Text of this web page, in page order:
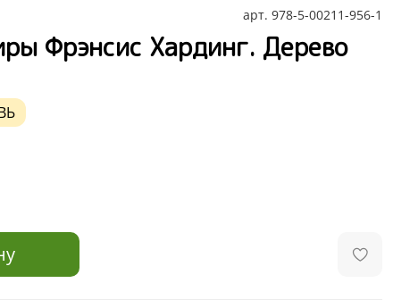
арт. 978-5-00211-956-1
Фрэнсис Хардинг. Дерево